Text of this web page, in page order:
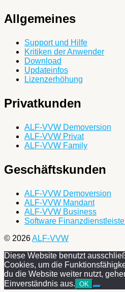
Allgemeines
Support und Hilfe
Kritiken der Anwender
Download
Updateinfos
Lizenzerhöhung
Privatkunden
ALF-VVW Demoversion
ALF-VVW Privat
ALF-VVW Family
Geschäftskunden
ALF-VVW Demoversion
ALF-VVW Mandant
ALF-VVW Business
Software
© 2026ALF-VVW
Diese Website benutzt
Cookies, um die
du die Website weiter nutzt,
Einverständnis aus. OK